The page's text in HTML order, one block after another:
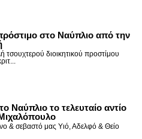
στο Ναύπλιο από την
τσουχτερού διοικητικού προστίμου
Ναύπλιο το τελευταίο αντίο
& σεβαστό μας Υιό, Αδελφό & Θείο